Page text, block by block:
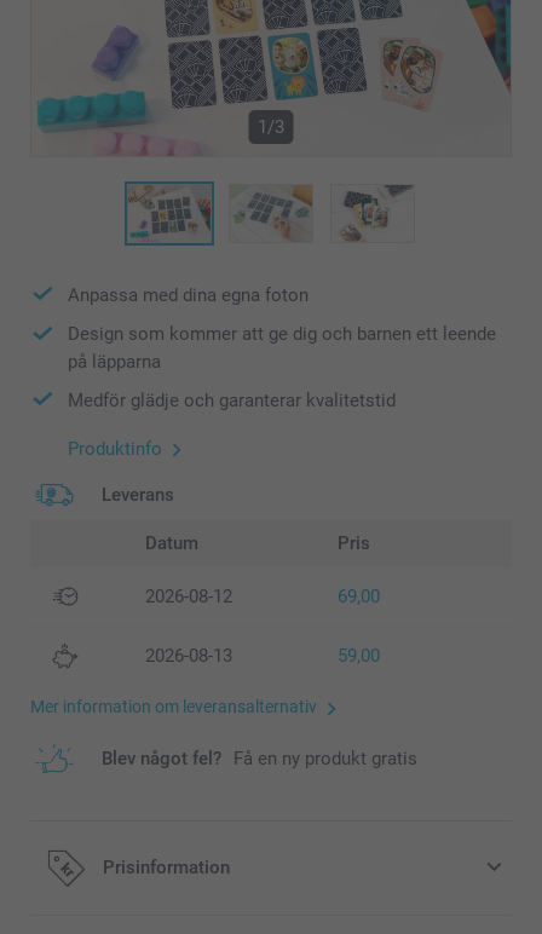
1/3
Anpassa med dina egna foton
Design som kommer att ge dig och barnen ett leende
på läpparna
Medför glädje och garanterar kvalitetstid
Produktinfo
Leverans
Datum Pris
2026-08-12 69,00
2026-08-13 59,00
Mer information om leveransalternativ
Blev något fel? Få en ny produkt gratis
Prisinformation